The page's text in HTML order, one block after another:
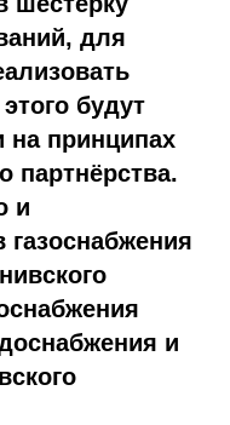
для
будут
на принципах
партнёрства.
и
газоснабжения
и